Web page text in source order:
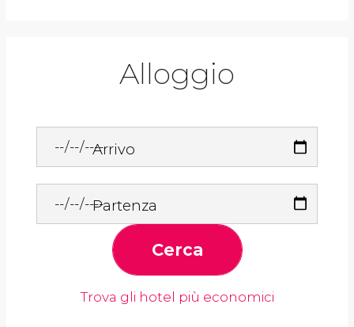
Alloggio
Arrivo
Partenza
Cerca
Trova gli hotel più economici